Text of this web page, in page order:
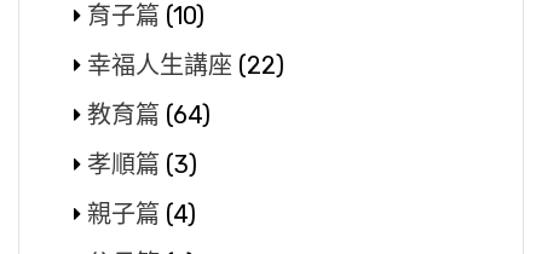
育子篇 (10)
幸福人生講座 (22)
教育篇 (64)
孝順篇 (3)
親子篇 (4)